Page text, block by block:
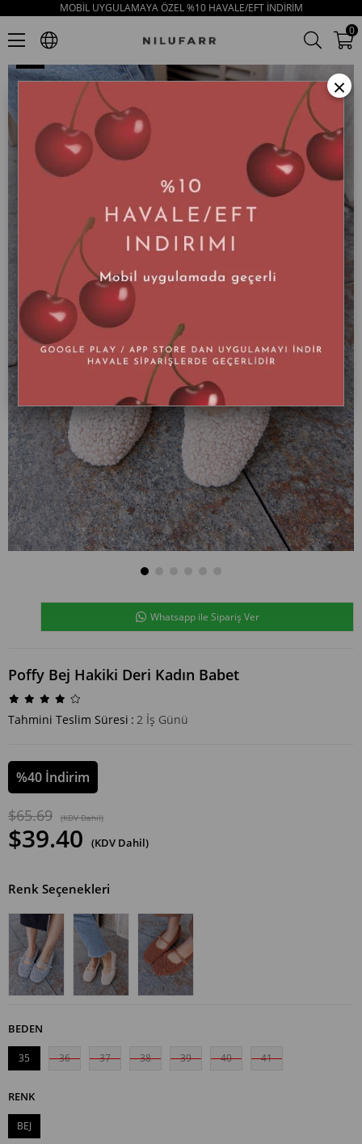
MOBİL UYGULAMAYA ÖZEL %10 HAVALE/EFT İNDİRİM
0
Poffy Bej Hakiki Deri Kadın Babet
Whatsapp ile Sipariş Ver
Poffy Bej Hakiki Deri Kadın Babet
Tahmini Teslim Süresi : 2 İş Günü
%40 İndirim
$65.69 (KDV Dahil)
$39.40 (KDV Dahil)
Renk Seçenekleri
BEDEN
35 36 37 38 39 40 41
RENK
BEJ
×